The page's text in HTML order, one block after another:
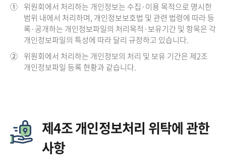
① 위원회에서 처리하는 개인정보는 수집·이용 목적으로 명시한
범위 내에서 처리하며, 개인정보보호법 및 관련 법령에 따라 등
록·공개하는 개인정보파일의 처리목적·보유기간 및 항목은 각
개인정보파일의 특성에 따라 달리 규정하고 있습니다.
② 위원회에서 처리하는 개인정보의 처리 및 보유 기간은 제2조
개인정보파일 등록 현황과 같습니다.
제4조 개인정보처리 위탁에 관한
사항